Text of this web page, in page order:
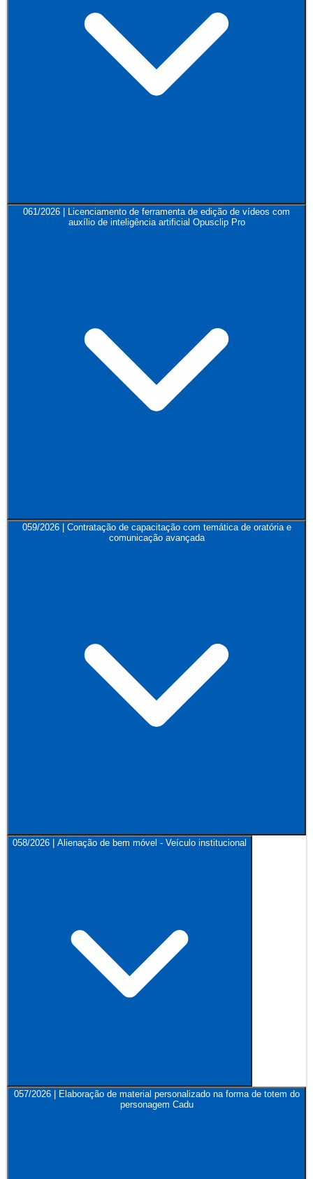
061/2026 | Licenciamento de ferramenta de edição de vídeos com
auxílio de inteligência artificial Opusclip Pro
059/2026 | Contratação de capacitação com temática de oratória e
comunicação avançada
058/2026 | Alienação de bem móvel - Veículo institucional
057/2026 | Elaboração de material personalizado na forma de totem do
personagem Cadu